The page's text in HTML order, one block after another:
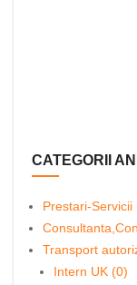
CATEGORII
Prestari-Servicii
Transport
Intern UK (0)